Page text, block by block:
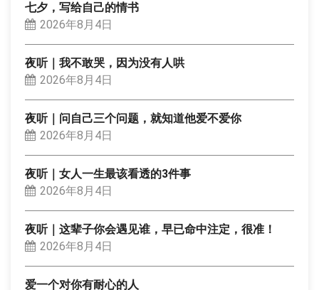
七夕，写给自己的情书
2026年8月4日
夜听｜我不敢哭，因为没有人哄
2026年8月4日
夜听｜问自己三个问题，就知道他爱不爱你
2026年8月4日
夜听｜女人一生最该看透的3件事
2026年8月4日
夜听｜这辈子你会遇见谁，早已命中注定，很准！
2026年8月4日
爱一个对你有耐心的人